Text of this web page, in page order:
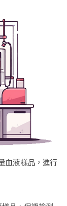
血液樣品，進行